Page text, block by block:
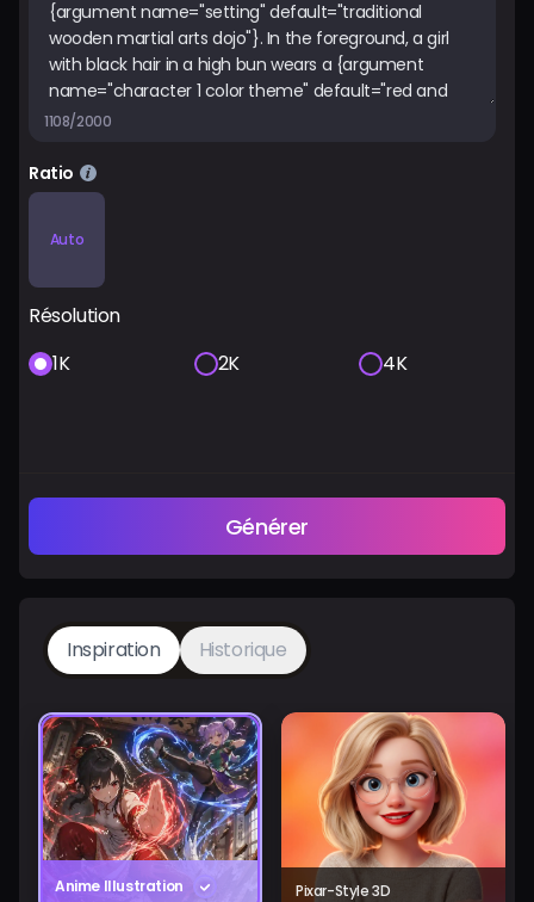
Tarifs
Se connecter
1108/2000
Ratio
Auto
Résolution
1K
2K 4K
Générer
Inspiration Historique
Anime Illustration Pixar-Style 3D